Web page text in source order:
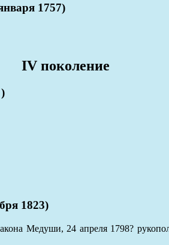
1757)
IV поколение
1823)
Медуши, 24 апреля 1798?